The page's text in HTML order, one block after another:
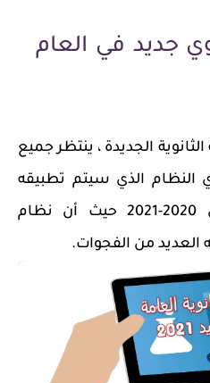
جديد في العام
الجديدة ، ينتظر جميع
النظام الذي سيتم تطبيقه
في العام الدراسي التالي 2020-2021 حيث أن نظام
العديد من الفجوات.